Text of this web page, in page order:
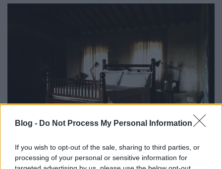
Blog - Do Not Process My Personal Information
If you wish to opt-out of the sale, sharing to third parties, or
processing of your personal or sensitive information for